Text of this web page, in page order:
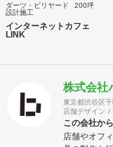
ダーツ・ビリヤード
200坪
設計施工
インターネットカフェ
LINK
株式会社
東京都渋谷区
店舗デザイン
この会社か
店舗やオフ